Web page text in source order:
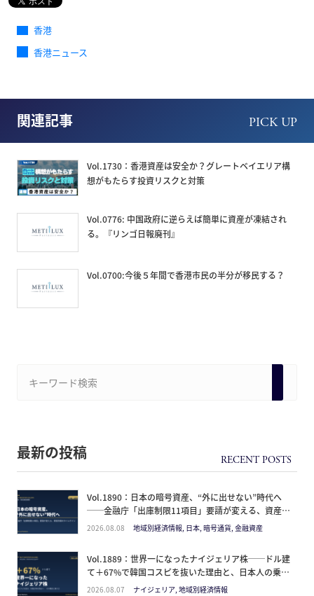
香港
香港ニュース
関連記事 PICK UP
Vol.1730：香港資産は安全か？グレートベイエリア構
想がもたらす投資リスクと対策
Vol.0776: 中国政府に逆らえば簡単に資産が凍結され
る。『リンゴ日報廃刊』
Vol.0700:今後５年間で香港市民の半分が移民する？
最新の投稿
Vol.1890：日本の暗号資産、“外に出せない”時代へ
──金融庁「出庫制限11項目」要請が変える、資産防
衛のタイムライン
2026.08.08 地域別経済情報, 日本, 暗号通貨, 金融資産
Vol.1889：世界一になったナイジェリア株──ドル建
て＋67%で韓国コスピを抜いた理由と、日本人の乗り
方
2026.08.07 ナイジェリア, 地域別経済情報